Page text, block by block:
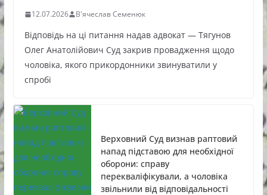
12.07.2026 В'ячеслав Семенюк
Відповідь на ці питання надав адвокат — Тягунов
Олег Анатолійович Суд закрив провадження щодо
чоловіка, якого прикордонники звинуватили у
спробі
Верховний Суд визнав раптовий
напад підставою для необхідної
оборони: справу
перекваліфікували, а чоловіка
звільнили від відповідальності